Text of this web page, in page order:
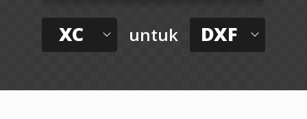
XC untuk DXF